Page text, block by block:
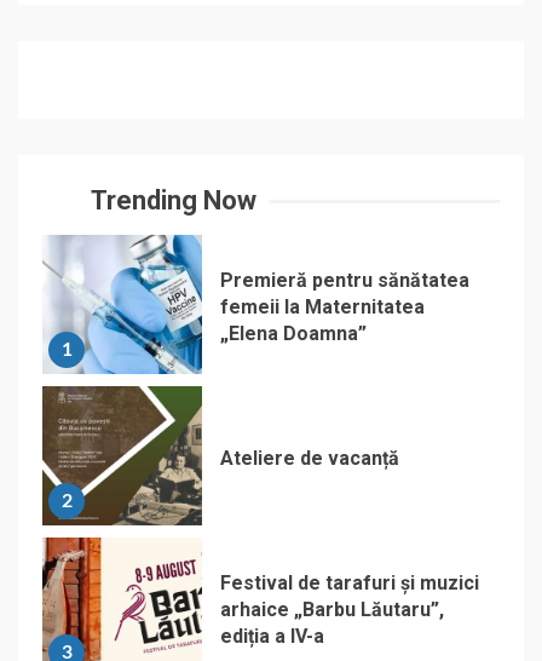
Trending Now
1
Premieră pentru sănătatea
femeii la Maternitatea
„Elena Doamna”
2
Ateliere de vacanță
3
Festival de tarafuri și muzici
arhaice „Barbu Lăutaru”,
ediția a IV-a